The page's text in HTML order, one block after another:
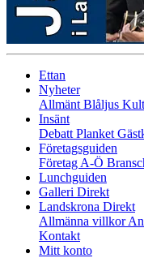
Ettan
Nyheter
Allmänt Blåljus
Insänt
Debatt Planket
Företagsguiden
Företag A-Ö
Lunchguiden
Galleri Direkt
Landskrona Direkt
Allmänna villkor
Kontakt
Mitt konto